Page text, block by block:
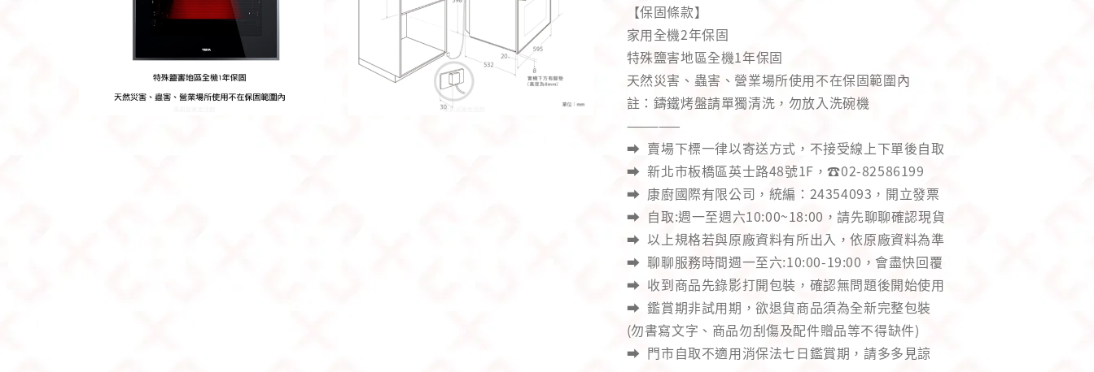
【保固條款】
家用全機2年保固
特殊鹽害地區全機1年保固
天然災害、蟲害、營業場所使用不在保固範圍內
註：鑄鐵烤盤請單獨清洗，勿放入洗碗機
—————
➡️ 賣場下標一律以寄送方式，不接受線上下單後自取
➡️ 新北市板橋區英士路48號1F，☎️02-82586199
➡️ 康廚國際有限公司，統編：24354093，開立發票
➡️ 自取:週一至週六10:00~18:00，請先聊聊確認現貨
➡️ 以上規格若與原廠資料有所出入，依原廠資料為準
➡️ 聊聊服務時間週一至六:10:00-19:00，會盡快回覆
➡️ 收到商品先錄影打開包裝，確認無問題後開始使用
➡️ 鑑賞期非試用期，欲退貨商品須為全新完整包裝
(勿書寫文字、商品勿刮傷及配件贈品等不得缺件)
➡️ 門市自取不適用消保法七日鑑賞期，請多多見諒